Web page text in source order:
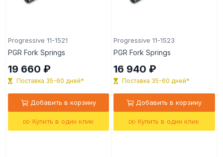
Progressive 11-1521
PGR Fork Springs
19 660 ₽
Поставка 35-60 дней*
Добавить в корзину
Купить в один клик
Progressive 11-1523
PGR Fork Springs
16 940 ₽
Поставка 35-60 дней*
Добавить в корзину
Купить в один клик